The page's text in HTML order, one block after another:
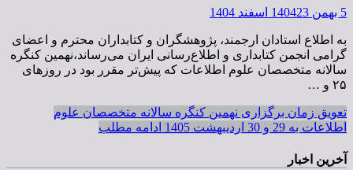
5 بهمن 1404 23 اسفند 1404
به اطلاع استادان ارجمند، پژوهشگران و کتابداران محترم و اعضای
گرامی انجمن کتابداری و اطلاع‌رسانی ایران می‌رساند،نهمین کنگره
سالانه متخصصان علوم اطلاعات که پیش‌تر مقرر بود در روزهای
۲۵ و …
تعویق زمان برگزاری نهمین کنگره سالانه متخصصان علوم
اطلاعات به 29 و 30 اردیبهشت 1405
ادامه مطلب
آخرین اخبار